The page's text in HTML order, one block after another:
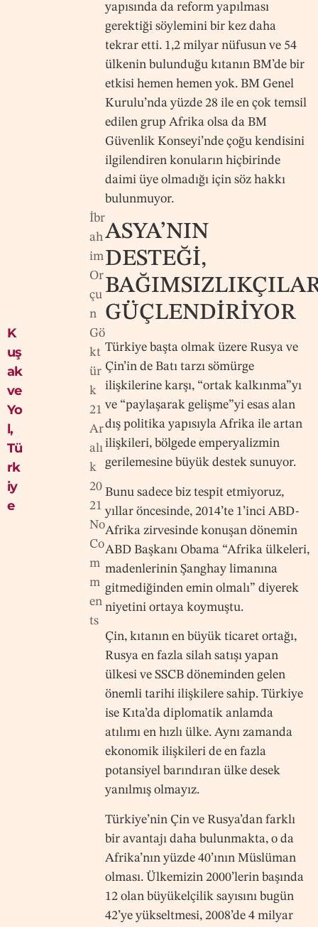
K
uş
ak
ve
Yo
l,
Tü
rk
iy
e
İbr
ah
im
Or
çu
n
Gö
kt
ür
k
21
Ar
alı
k
20
21
No
Co
m
m
en
ts
yapısında da reform yapılması
gerektiği söylemini bir kez daha
tekrar etti. 1,2 milyar nüfusun ve 54
ülkenin bulunduğu kıtanın BM’de bir
etkisi hemen hemen yok. BM Genel
Kurulu’nda yüzde 28 ile en çok temsil
edilen grup Afrika olsa da BM
Güvenlik Konseyi’nde çoğu kendisini
ilgilendiren konuların hiçbirinde
daimi üye olmadığı için söz hakkı
bulunmuyor.
ASYA’NIN
DESTEĞİ,
GÜÇLENDİRİYOR
Türkiye başta olmak üzere Rusya ve
Çin’in de Batı tarzı sömürge
ilişkilerine karşı, “ortak kalkınma”yı
ve “paylaşarak gelişme”yi esas alan
dış politika yapısıyla Afrika ile artan
ilişkileri, bölgede emperyalizmin
gerilemesine büyük destek sunuyor.
Bunu sadece biz tespit etmiyoruz,
yıllar öncesinde, 2014’te 1’inci ABD-
Afrika zirvesinde konuşan dönemin
ABD Başkanı Obama “Afrika ülkeleri,
madenlerinin Şanghay limanına
gitmediğinden emin olmalı” diyerek
niyetini ortaya koymuştu.
Çin, kıtanın en büyük ticaret ortağı,
Rusya en fazla silah satışı yapan
ülkesi ve SSCB döneminden gelen
önemli tarihi ilişkilere sahip. Türkiye
ise Kıta’da diplomatik anlamda
atılımı en hızlı ülke. Aynı zamanda
ekonomik ilişkileri de en fazla
potansiyel barındıran ülke desek
yanılmış olmayız.
Türkiye’nin Çin ve Rusya’dan farklı
bir avantajı daha bulunmakta, o da
Afrika’nın yüzde 40’ının Müslüman
olması. Ülkemizin 2000’lerin başında
12 olan büyükelçilik sayısını bugün
42’ye yükseltmesi, 2008’de 4 milyar